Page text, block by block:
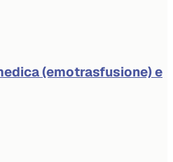
(emotrasfusione) e